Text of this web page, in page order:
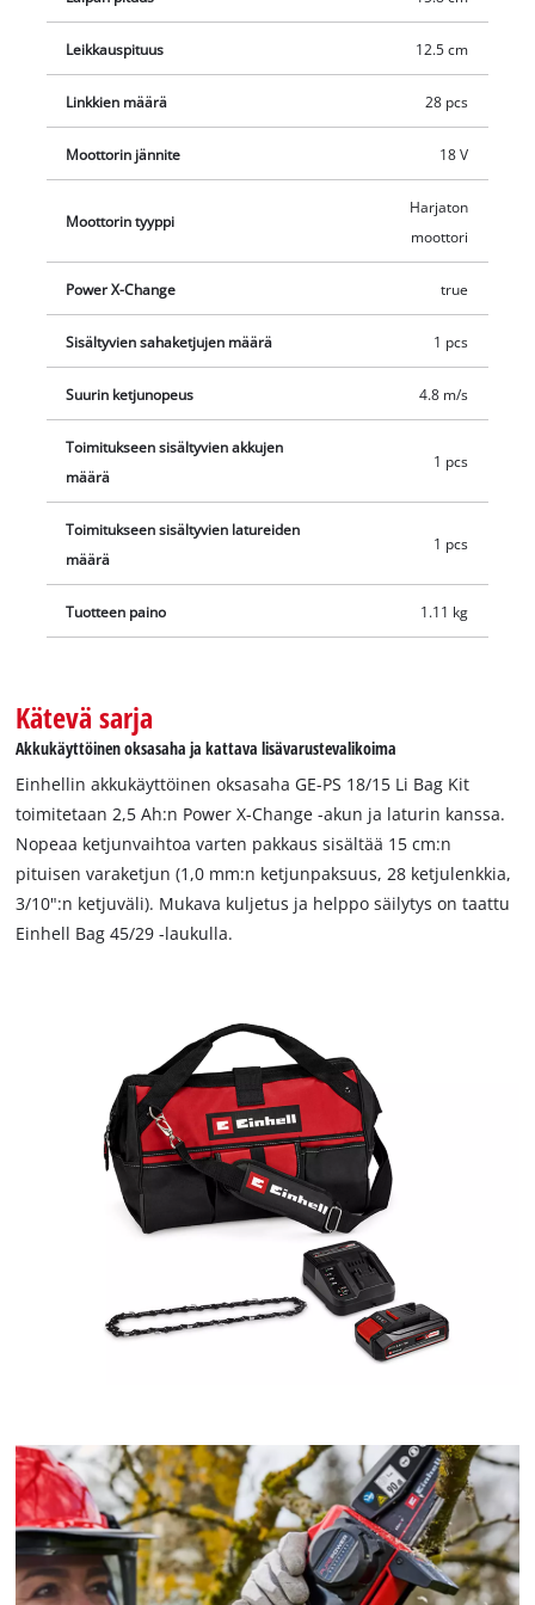
käsisuoja ja taitettava ketjusuoja. Käytännöllinen
puutarhatyökalu on mukava kädessä kapean kahvan,
käytön tukipinnan ansiosta. Laippasuoja sisältyy pienen
moottorisahan turvalliseen säilytykseen. Mukana toimitetaan
myös annosteluapu ketjun manuaalista öljyämistä varten sekä
kuusiokoloavain ketjun kiristämiseen. Lisäksi setti sisältää 2,5
Ah Power X-Change -akun, laturin, varaketjun nopeaan ketjun
vaihtoon sekä Einhell Bag 45/29 -laukun.
Leikkauspituus 12.5 cm
Linkkien määrä 28 pcs
Moottorin jännite 18 V
Moottorin tyyppi
Harjaton
moottori
Power X-Change true
Sisältyvien sahaketjujen määrä 1 pcs
Suurin ketjunopeus 4.8 m/s
Toimitukseen sisältyvien akkujen
määrä
1 pcs
Toimitukseen sisältyvien latureiden
määrä
1 pcs
Tuotteen paino 1.11 kg
Kätevä sarja
Akkukäyttöinen oksasaha ja kattava lisävarustevalikoima
Einhellin akkukäyttöinen oksasaha GE-PS 18/15 Li Bag Kit
toimitetaan 2,5 Ah:n Power X-Change -akun ja laturin kanssa.
Nopeaa ketjunvaihtoa varten pakkaus sisältää 15 cm:n
pituisen varaketjun (1,0 mm:n ketjunpaksuus, 28 ketjulenkkia,
3/10":n ketjuväli). Mukava kuljetus ja helppo säilytys on taattu
Einhell Bag 45/29 -laukulla.